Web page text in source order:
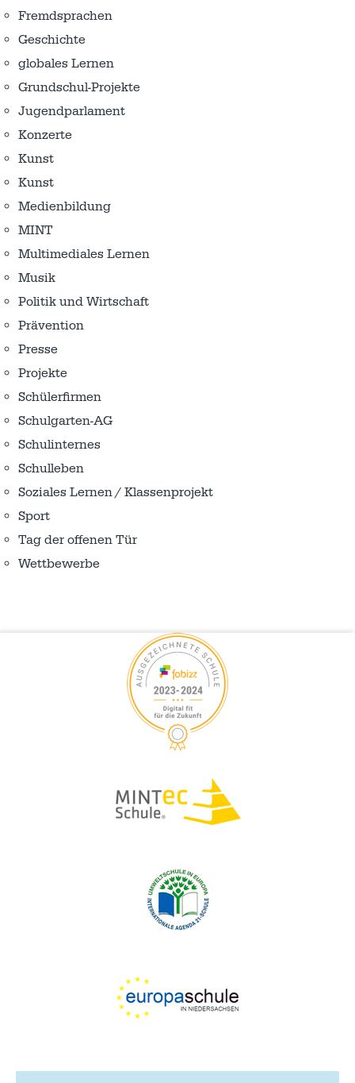
Fremdsprachen
Geschichte
globales Lernen
Grundschul-Projekte
Jugendparlament
Konzerte
Kunst
Kunst
Medienbildung
MINT
Multimediales Lernen
Musik
Politik und Wirtschaft
Prävention
Presse
Projekte
Schülerfirmen
Schulgarten-AG
Schulinternes
Schulleben
Soziales Lernen / Klassenprojekt
Sport
Tag der offenen Tür
Wettbewerbe